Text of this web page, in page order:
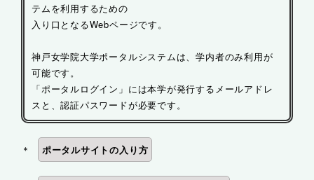
テムを利用するための
入り口となるWebページです。
神戸女学院大学ポータルシステムは、学内者のみ利用が
可能です。
「ポータルログイン」には本学が発行するメールアドレ
スと、認証パスワードが必要です。
＊ ポータルサイトの入り方